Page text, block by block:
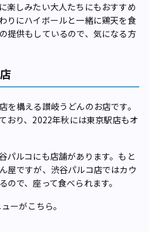
楽しみたい大人たちにもおすすめ
りにハイボールと一緒に鶏天を食
提供もしているので、気になる方
を構える讃岐うどんのお店です。
おり、2022年秋には東京駅店もオ
パルコにも店舗があります。もと
屋ですが、渋谷パルコ店ではカウ
で、座って食べられます。
ーがこちら。